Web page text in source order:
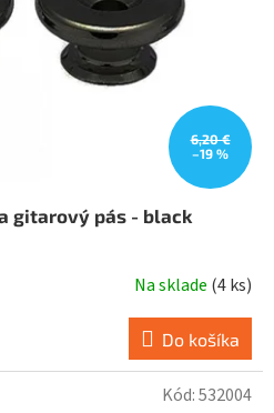
6,20 €
–19 %
gitarový pás - black
Na sklade (4 ks)
Do košíka
Kód:532004